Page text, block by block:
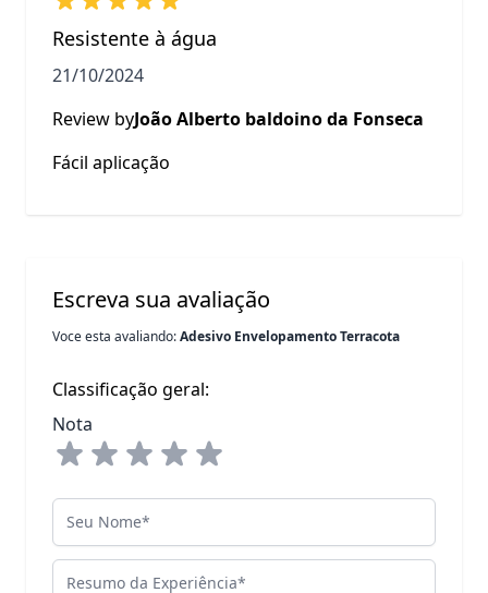
Resistente à água
21/10/2024
Review byJoão Alberto baldoino da Fonseca
Fácil aplicação
Escreva sua avaliação
Voce esta avaliando:Adesivo Envelopamento Terracota
Classificação geral:
Nota
Seu Nome
Resumo da Experiência